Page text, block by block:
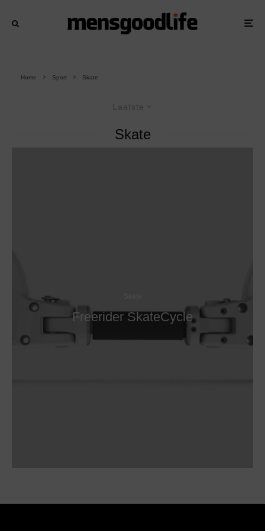
Home Sport Skate
Laatste
Skate
Freerider SkateCycle